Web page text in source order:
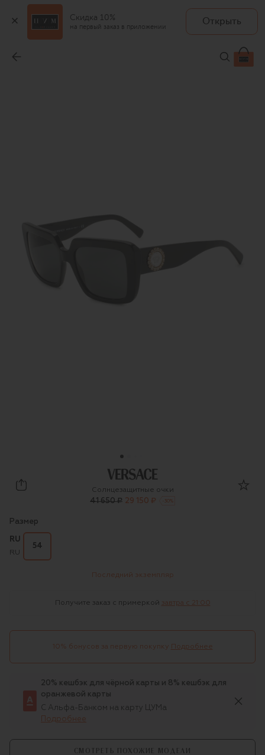
Скидка 10%
на первый заказ в приложении
Открыть
29 150 ₽
Versace
Солнцезащитные очки
41 650 ₽ 29 150 ₽ %
Размер
RU
RU
54
Последний экземпляр
Получите заказ с примеркой завтра c 21:00
10% бонусов за первую покупку Подробнее
20% кешбэк для чёрной карты и 8% кешбэк для
оранжевой карты
С Альфа-Банком на карту ЦУМа
Подробнее
СМОТРЕТЬ ПОХОЖИЕ МОДЕЛИ